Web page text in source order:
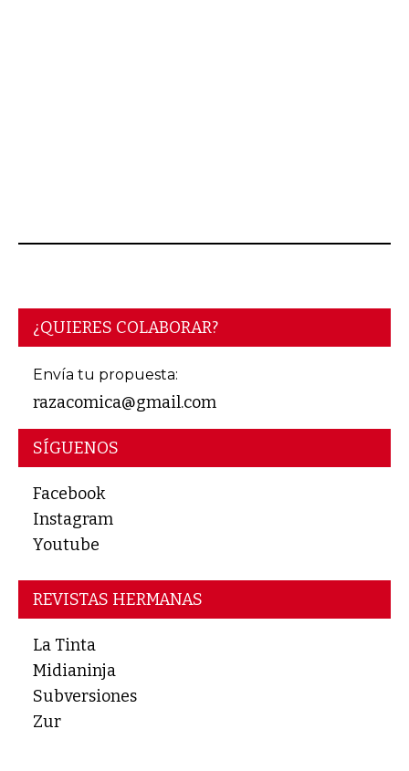
¿QUIERES COLABORAR?
Envía tu propuesta:
razacomica@gmail.com
SÍGUENOS
Facebook
Instagram
Youtube
REVISTAS HERMANAS
La Tinta
Midianinja
Subversiones
Zur